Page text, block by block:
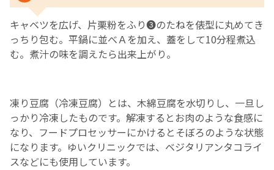
キャベツを広げ、片栗粉をふり❸のたねを俵型に丸めてき
っちり包む。平鍋に並べＡを加え、蓋をして10分程煮込
む。煮汁の味を調えたら出来上がり。
凍り豆腐（冷凍豆腐）とは、木綿豆腐を水切りし、一旦し
っかり冷凍したものです。解凍するとお肉のような食感に
なり、フードプロセッサーにかけるとそぼろのような状態
になります。ゆいクリニックでは、ベジタリアンタコライ
スなどにも使用しています。